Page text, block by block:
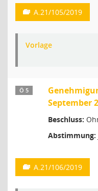
A.21/105/2019
Vorlage
Ö 5
September
Beschluss:
Abstimmung:
A.21/106/2019